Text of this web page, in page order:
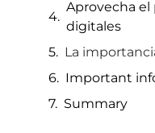
Aprovecha el
digitales
La
Important
Summary